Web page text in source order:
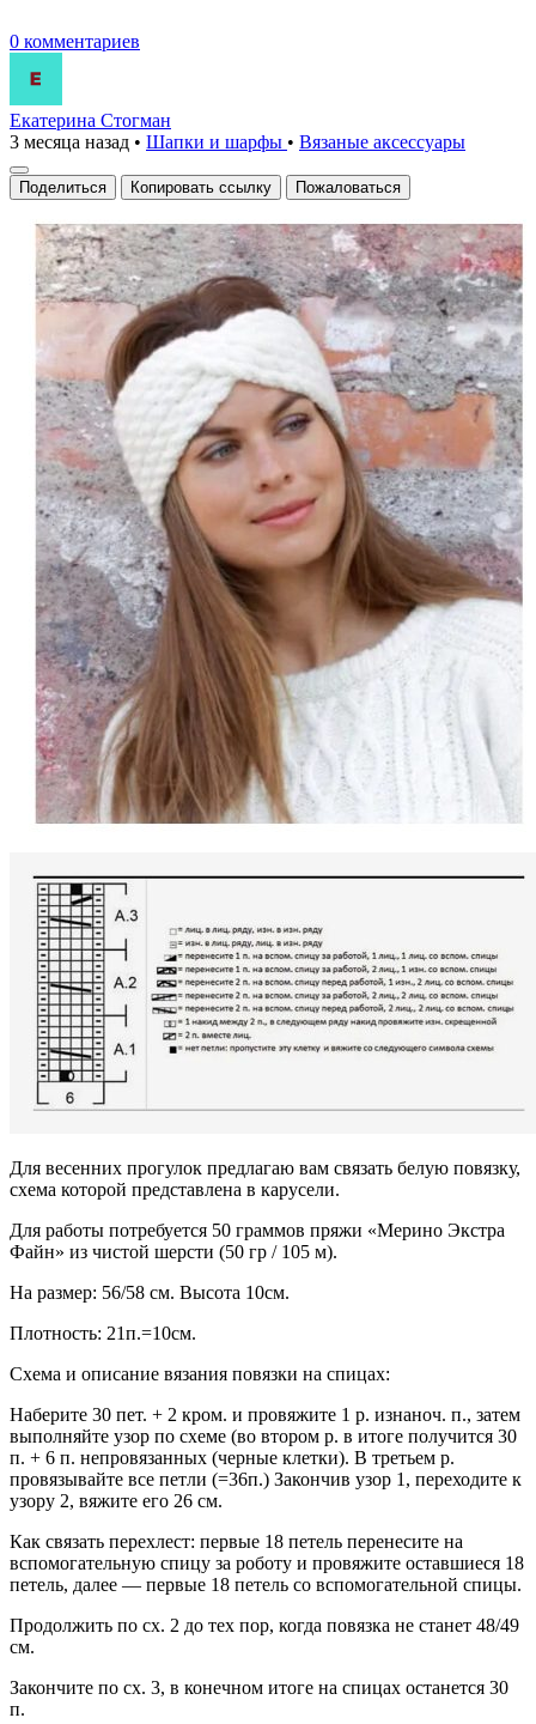
0 комментариев
Екатерина Стогман
3 месяца назад • Шапки и шарфы • Вязаные аксесcуары
Поделиться Копировать ссылку Пожаловаться
Для весенних прогулок предлагаю вам связать белую повязку,
схема которой представлена в карусели.
Для работы потребуется 50 граммов пряжи «Мерино Экстра
Файн» из чистой шерсти (50 гр / 105 м).
На размер: 56/58 см. Высота 10см.
Плотность: 21п.=10см.
Схема и описание вязания повязки на спицах:
Наберите 30 пет. + 2 кром. и провяжите 1 р. изнаноч. п., затем
выполняйте узор по схеме (во втором р. в итоге получится 30
п. + 6 п. непровязанных (черные клетки). В третьем р.
провязывайте все петли (=36п.) Закончив узор 1, переходите к
узору 2, вяжите его 26 см.
Как связать перехлест: первые 18 петель перенесите на
вспомогательную спицу за роботу и провяжите оставшиеся 18
петель, далее — первые 18 петель со вспомогательной спицы.
Продолжить по сх. 2 до тех пор, когда повязка не станет 48/49
см.
Закончите по сх. 3, в конечном итоге на спицах останется 30
п.